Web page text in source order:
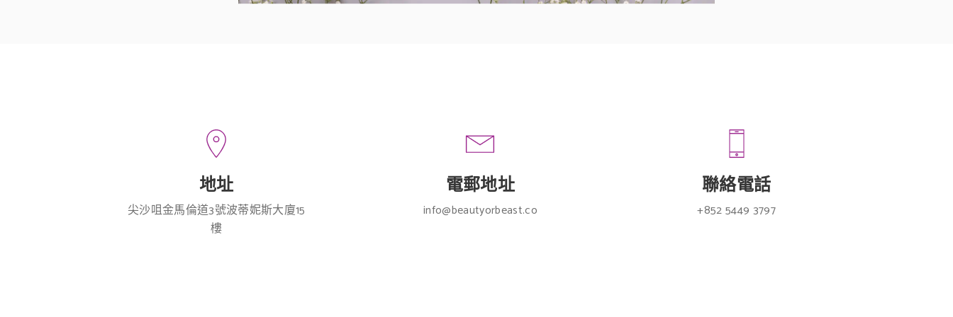
地址
尖沙咀金馬倫道3號波蒂妮斯大廈15
樓
電郵地址
info@beautyorbeast.co
聯絡電話
+852 5449 3797